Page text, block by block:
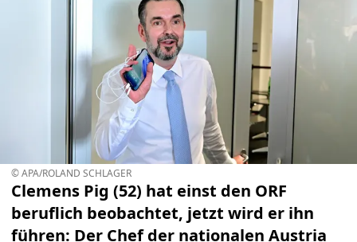
© APA/ROLAND SCHLAGER
Clemens Pig (52) hat einst den ORF
beruflich beobachtet, jetzt wird er ihn
führen: Der Chef der nationalen Austria